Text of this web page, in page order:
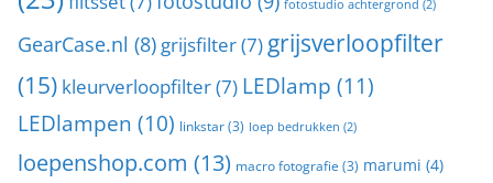
fotostudio achtergrond (2)
GearCase.nl (8) grijsfilter(7) grijsverloopfilter
(15) kleurverloopfilter(7) LEDlamp (11)
LEDlampen (10) linkstar(3) loep bedrukken (2)
loepenshop.com (13) macro fotografie (3) marumi (4)